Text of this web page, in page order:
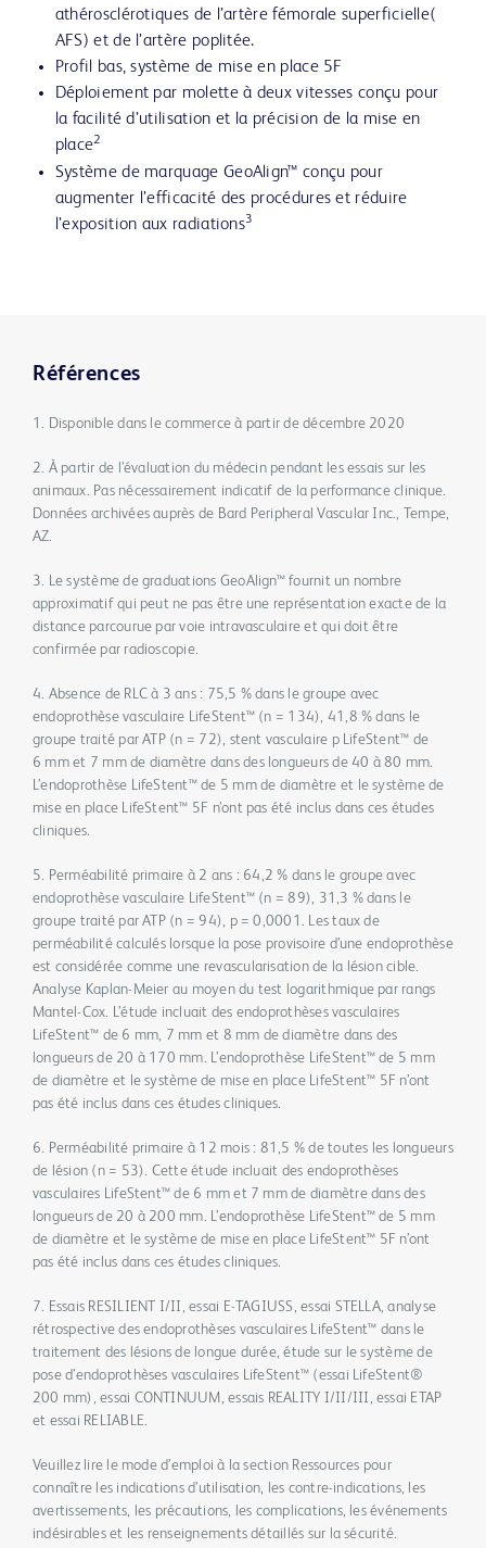
athérosclérotiques de l’artère fémorale superficielle(
AFS) et de l’artère poplitée.
Profil bas, système de mise en place 5F
Déploiement par molette à deux vitesses conçu pour
la facilité d’utilisation et la précision de la mise en
place2
Système de marquage GeoAlign™ conçu pour
augmenter l’efficacité des procédures et réduire
l’exposition aux radiations3
Références
1. Disponible dans le commerce à partir de décembre 2020
2. À partir de l’évaluation du médecin pendant les essais sur les
animaux. Pas nécessairement indicatif de la performance clinique.
Données archivées auprès de Bard Peripheral Vascular Inc., Tempe,
AZ.
3. Le système de graduations GeoAlign™ fournit un nombre
approximatif qui peut ne pas être une représentation exacte de la
distance parcourue par voie intravasculaire et qui doit être
confirmée par radioscopie.
4. Absence de RLC à 3 ans : 75,5 % dans le groupe avec
endoprothèse vasculaire LifeStent™ (n = 134), 41,8 % dans le
groupe traité par ATP (n = 72), stent vasculaire p LifeStent™ de
6 mm et 7 mm de diamètre dans des longueurs de 40 à 80 mm.
L’endoprothèse LifeStent™ de 5 mm de diamètre et le système de
mise en place LifeStent™ 5F n’ont pas été inclus dans ces études
cliniques.
5. Perméabilité primaire à 2 ans : 64,2 % dans le groupe avec
endoprothèse vasculaire LifeStent™ (n = 89), 31,3 % dans le
groupe traité par ATP (n = 94), p = 0,0001. Les taux de
perméabilité calculés lorsque la pose provisoire d’une endoprothèse
est considérée comme une revascularisation de la lésion cible.
Analyse Kaplan-Meier au moyen du test logarithmique par rangs
Mantel-Cox. L’étude incluait des endoprothèses vasculaires
LifeStent™ de 6 mm, 7 mm et 8 mm de diamètre dans des
longueurs de 20 à 170 mm. L’endoprothèse LifeStent™ de 5 mm
de diamètre et le système de mise en place LifeStent™ 5F n’ont
pas été inclus dans ces études cliniques.
6. Perméabilité primaire à 12 mois : 81,5 % de toutes les longueurs
de lésion (n = 53). Cette étude incluait des endoprothèses
vasculaires LifeStent™ de 6 mm et 7 mm de diamètre dans des
longueurs de 20 à 200 mm. L’endoprothèse LifeStent™ de 5 mm
de diamètre et le système de mise en place LifeStent™ 5F n’ont
pas été inclus dans ces études cliniques.
7. Essais RESILIENT I/II, essai E-TAGIUSS, essai STELLA, analyse
rétrospective des endoprothèses vasculaires LifeStent™ dans le
traitement des lésions de longue durée, étude sur le système de
pose d’endoprothèses vasculaires LifeStent™ (essai LifeStent®
200 mm), essai CONTINUUM, essais REALITY I/II/III, essai ETAP
et essai RELIABLE.
Veuillez lire le mode d’emploi à la section Ressources pour
connaître les indications d’utilisation, les contre-indications, les
avertissements, les précautions, les complications, les événements
indésirables et les renseignements détaillés sur la sécurité.